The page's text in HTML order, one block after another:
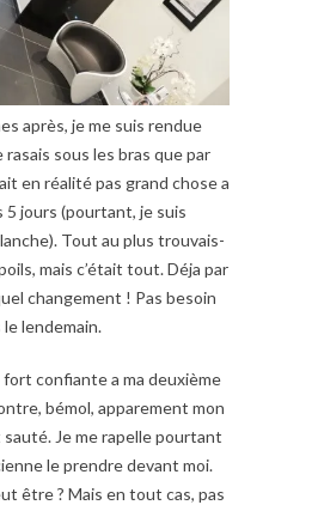
après, je me suis rendue
sous les bras que par
en réalité pas grand chose a
5 jours (pourtant, je suis
Tout au plus trouvais-
mais c’était tout. Déja par
changement ! Pas besoin
lendemain.
fort confiante a ma deuxième
bémol, apparement mon
Je me rapelle pourtant
le prendre devant moi.
être ? Mais en tout cas, pas